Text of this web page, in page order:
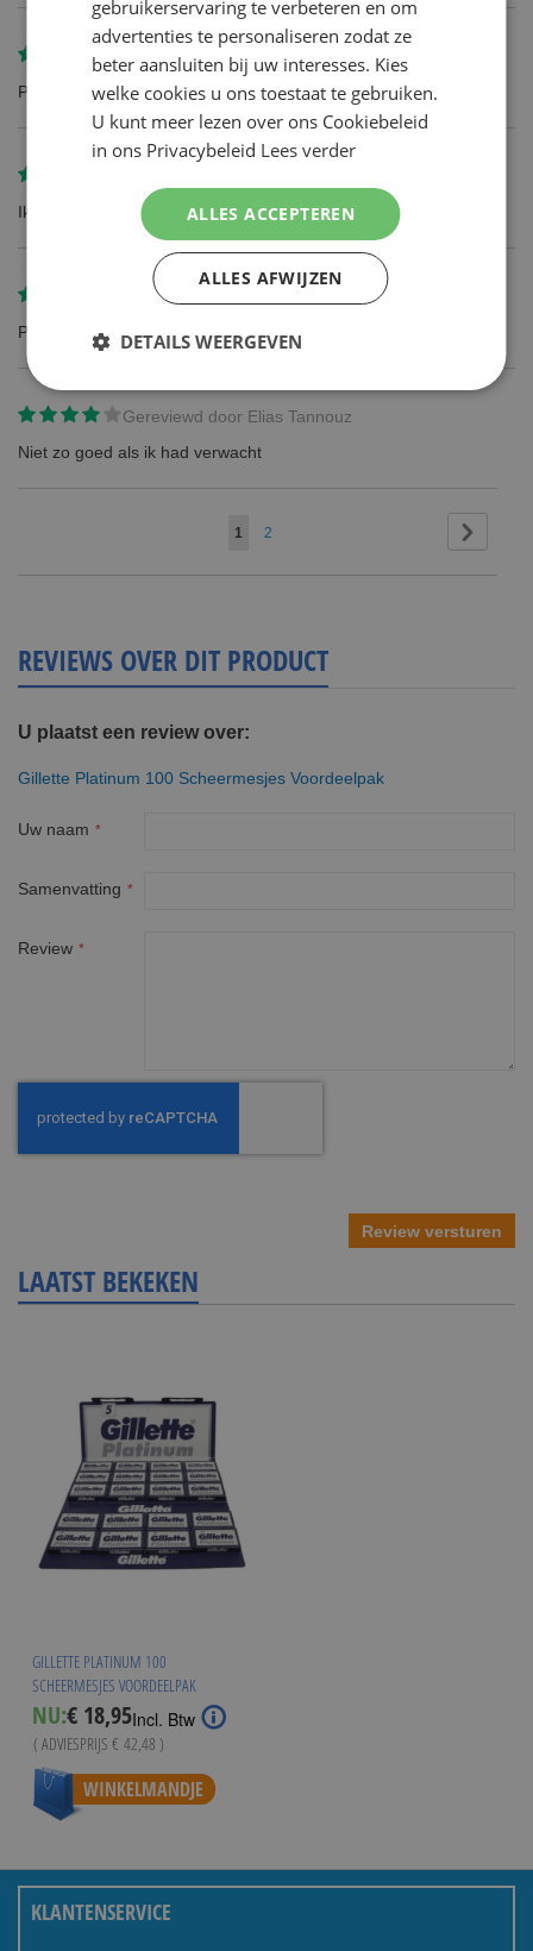
Gereviewd door
Robert Schepers
Product beantwoord volledig aan de verwachtingen
Ik wist wat ik kon verwachten
Gereviewd door
Prima mesjes en snel en correct afgehandeld
Gereviewd door Elias Tannouz
Niet zo goed als ik had verwacht
Pagina
U1 Pagina
2
REVIEWS OVER DIT PRODUCT
U plaatst een review over:
Gillette Platinum 100 Scheermesjes Voordeelpak
Uw naam
Samenvatting
Review
Review versturen
LAATST BEKEKEN
GILLETTE PLATINUM 100
SCHEERMESJES VOORDEELPAK
NU:Special
Price
€ 18,95Incl. Btw
( ADVIESPRIJS € 42,48 )
WINKELMANDJE
KLANTENSERVICE
gebruikerservaring te verbeteren en om
advertenties te personaliseren zodat ze
beter aansluiten bij uw interesses. Kies
welke cookies u ons toestaat te gebruiken.
U kunt meer lezen over ons Cookiebeleid
in ons Privacybeleid Lees verder
ALLES ACCEPTEREN
ALLES AFWIJZEN
DETAILS WEERGEVEN